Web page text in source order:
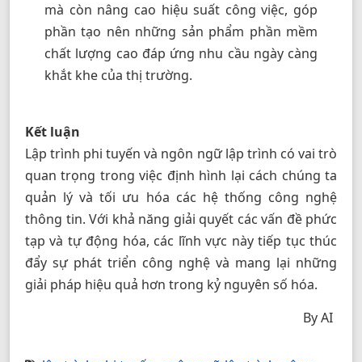
mà còn nâng cao hiệu suất công việc, góp
phần tạo nên những sản phẩm phần mềm
chất lượng cao đáp ứng nhu cầu ngày càng
khắt khe của thị trường.
Kết luận
Lập trình phi tuyến và ngôn ngữ lập trình có vai trò
quan trọng trong việc định hình lại cách chúng ta
quản lý và tối ưu hóa các hệ thống công nghệ
thông tin. Với khả năng giải quyết các vấn đề phức
tạp và tự động hóa, các lĩnh vực này tiếp tục thúc
đẩy sự phát triển công nghệ và mang lại những
giải pháp hiệu quả hơn trong kỷ nguyên số hóa.
By AI